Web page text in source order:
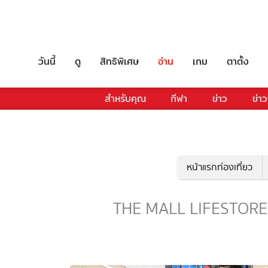
วันนี้ ดู สิทธิพิเศษ อ่าน เกม ตาตั้ง
สำหรับคุณ กีฬา ข่าว ข่า
หน้าแรกท่องเที่ยว
THE MALL